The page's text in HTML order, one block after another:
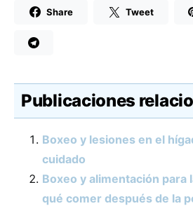
Share Tweet
Publicaciones
Boxeo y lesiones en el
cuidado
Boxeo y alimentación para
qué comer después de la